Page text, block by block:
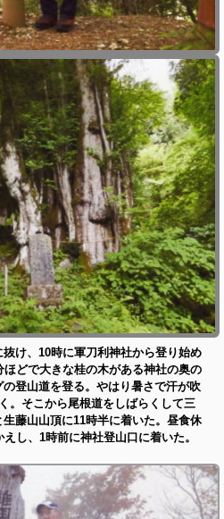
け、10時に軍刀利神社から登り始め
どで大きな桂の木がある神社の奥の
登山道を登る。やはり暑さで汗が吹
。そこから尾根道をしばらくして三
藤山山頂に11時半に着いた。昼食休
し、1時前に神社登山口に着いた。